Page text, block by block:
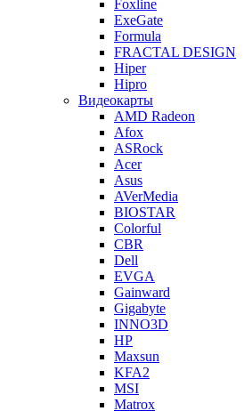
Foxline
ExeGate
Formula
FRACTAL DESIGN
Hiper
Hipro
Видеокарты
AMD Radeon
Afox
ASRock
Acer
Asus
AVerMedia
BIOSTAR
Colorful
CBR
Dell
EVGA
Gainward
Gigabyte
INNO3D
HP
Maxsun
KFA2
MSI
Matrox